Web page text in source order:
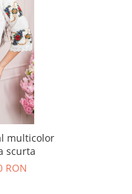
multicolor
scurta
RON